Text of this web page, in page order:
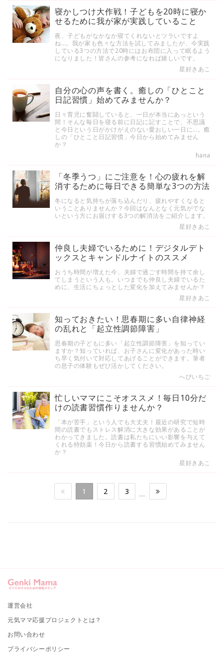
寝かしつけ大作戦！子どもを20時に寝か
せるために我が家が実践していること
夜、子どもがなかなか寝てくれないとツラいですよ
ね…。我が家も色々な方法を試してみましたが、今実践
している3つの方法で20時にはお布団に入って眠るよう
になりました！皆さんの参考になれば嬉しいです。
星好きあこ
自分の心の声を書く。癒しの「ひとこと
日記習慣」始めてみませんか？
日々育児に奮闘していると、一日が本当にあっという
間！そんな毎日を寝る前に日記に記すことで、不思議
と今日という日がかけがえのない愛おしい一日に…。癒
しの「ひとこと日記習慣」今日から始めてみません
か？
hana
「冬季うつ」にご注意を！心の疲れを解
消するために毎日できる簡単な3つの方法
冬になると気持ちが落ち込んだり、疲れやすくなると
いうことありませんか？今回はなんとなく元気がでな
いという方にお届けする3つの解消法をご紹介します。
星好きあこ
仲良し夫婦でいるために！デジタルデト
ックスとキャンドルナイトのススメ
おうち時間が増えた今、夫婦で過ごす時間を持て余し
てしまうという人も。いつまでも仲良し夫婦でいるた
めに、生活にちょっとした変化を加えてみませんか？
星好きあこ
知っておきたい！思春期に多い自律神経
の乱れと「起立性調節障害」
思春期の子どもに多い「起立性調節障害」を知ってい
ますか？知っていれば、お子さんに変化があった時い
ち早く気付いて対応してあげることができます。筆者
の息子の体験もぜひ活かしてください。
へびいちご
忙しいママにこそオススメ！毎日10分だ
けの読書習慣作りませんか？
「本が苦手」という人でも大丈夫！最近の研究で短時
間の読書でもストレス解消に大きな効果があることが
わかってきました。読書は私たちにいい影響を与えて
くれる特効薬！今日から読書する習慣始めてみません
か？
星好きあこ
1 2 3 …
運営会社
元気ママ応援プロジェクトとは？
お問い合わせ
プライバシーポリシー